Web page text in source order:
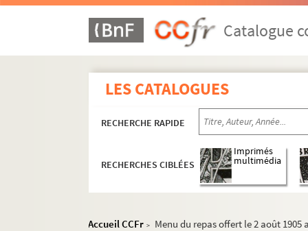
Catalogue
LES CATALOGUES
RECHERCHE RAPIDE
RECHERCHES CIBLÉES
Imprimés
multimédia
Accueil CCFr > Menu du repas offert le 2 août